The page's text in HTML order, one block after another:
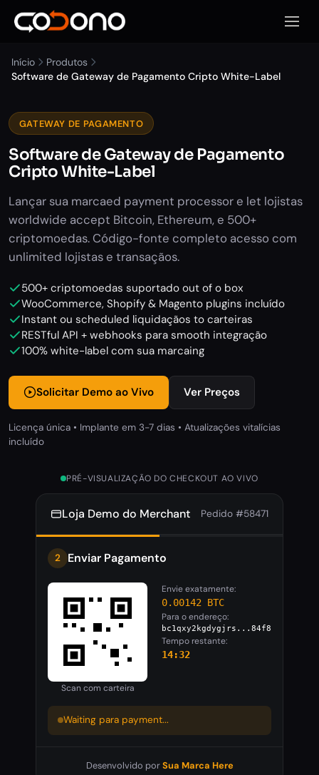
Abrir
Início
Produtos
Software de Gateway de Pagamento Cripto White-Label
GATEWAY DE PAGAMENTO
Software de Gateway de Pagamento
Cripto White-Label
Lançar sua marcaed payment processor e let lojistas
worldwide accept Bitcoin, Ethereum, e 500+
criptomoedas. Código-fonte completo acesso com
unlimited lojistas e transaçãos.
500+ criptomoedas suportado out of o box
WooCommerce, Shopify & Magento plugins incluído
Instant ou scheduled liquidaçãos to carteiras
RESTful API + webhooks para smooth integração
100% white-label com sua marcaing
Solicitar Demo ao Vivo Ver Preços
Licença única • Implante em 3-7 dias • Atualizações vitalícias
incluído
PRÉ-VISUALIZAÇÃO DO CHECKOUT AO VIVO
Loja Demo do Merchant Pedido #58471
2 Enviar Pagamento
Scan com carteira
Envie exatamente:
0.00142 BTC
Para o endereço:
bc1qxy2kgdygjrs...84f8
Tempo restante:
14:32
Waiting para payment...
Desenvolvido porSua Marca Here